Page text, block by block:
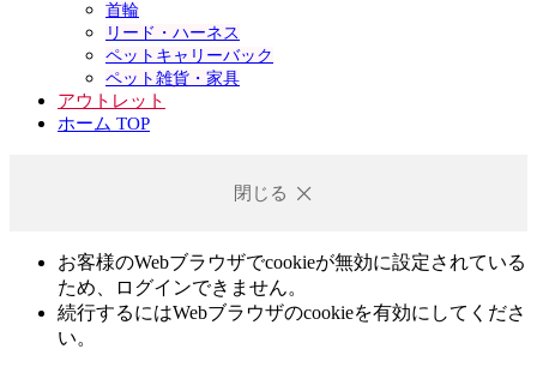
首輪
リード・ハーネス
ペットキャリーバック
ペット雑貨・家具
アウトレット
ホーム TOP
閉じる
お客様のWebブラウザでcookieが無効に設定されている
ため、ログインできません。
続行するにはWebブラウザのcookieを有効にしてくださ
い。